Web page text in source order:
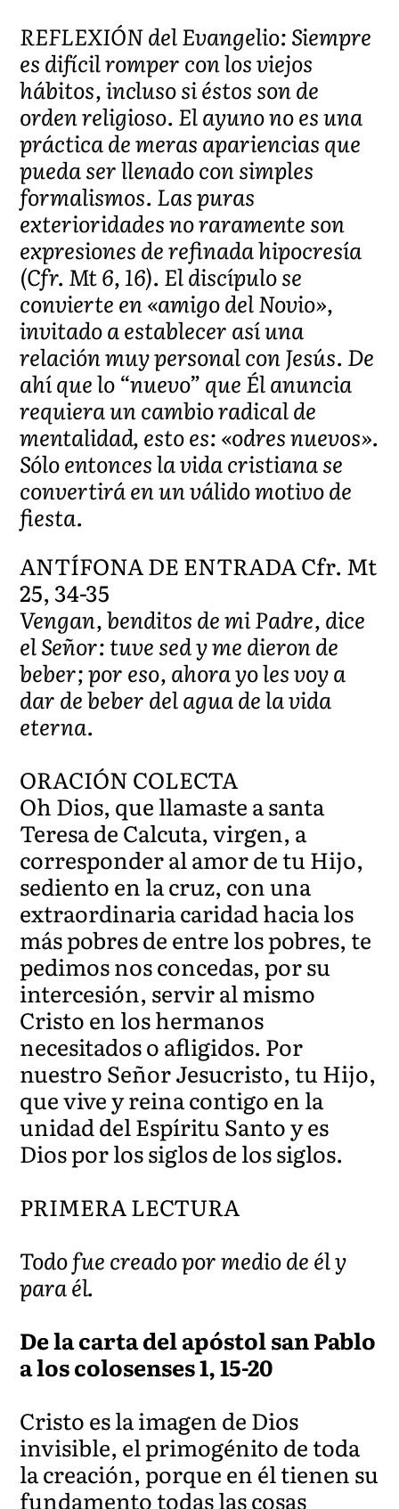
REFLEXIÓN del Evangelio: Siempre
es difícil romper con los viejos
hábitos, incluso si éstos son de
orden religioso. El ayuno no es una
práctica de meras apariencias que
pueda ser llenado con simples
formalismos. Las puras
exterioridades no raramente son
expresiones de refinada hipocresía
(Cfr. Mt 6, 16). El discípulo se
convierte en «amigo del Novio»,
invitado a establecer así una
relación muy personal con Jesús. De
ahí que lo “nuevo” que Él anuncia
requiera un cambio radical de
mentalidad, esto es: «odres nuevos».
Sólo entonces la vida cristiana se
convertirá en un válido motivo de
fiesta.
ANTÍFONA DE ENTRADA Cfr. Mt
25, 34-35
Vengan, benditos de mi Padre, dice
el Señor: tuve sed y me dieron de
beber; por eso, ahora yo les voy a
dar de beber del agua de la vida
eterna.
ORACIÓN COLECTA
Oh Dios, que llamaste a santa
Teresa de Calcuta, virgen, a
corresponder al amor de tu Hijo,
sediento en la cruz, con una
extraordinaria caridad hacia los
más pobres de entre los pobres, te
pedimos nos concedas, por su
intercesión, servir al mismo
Cristo en los hermanos
necesitados o afligidos. Por
nuestro Señor Jesucristo, tu Hijo,
que vive y reina contigo en la
unidad del Espíritu Santo y es
Dios por los siglos de los siglos.
PRIMERA LECTURA
Todo fue creado por medio de él y
para él.
De la carta del apóstol san Pablo
a los colosenses 1, 15-20
Cristo es la imagen de Dios
invisible, el primogénito de toda
la creación, porque en él tienen su
fundamento todas las cosas